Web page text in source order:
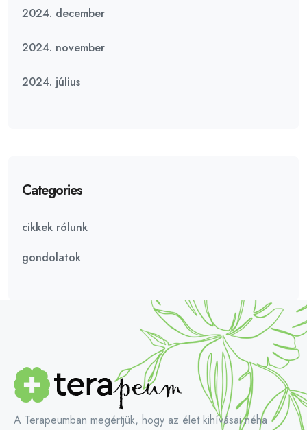
2024. december
2024. november
2024. július
Categories
cikkek rólunk
gondolatok
A Terapeumban megértjük, hogy az élet kihívásai néha